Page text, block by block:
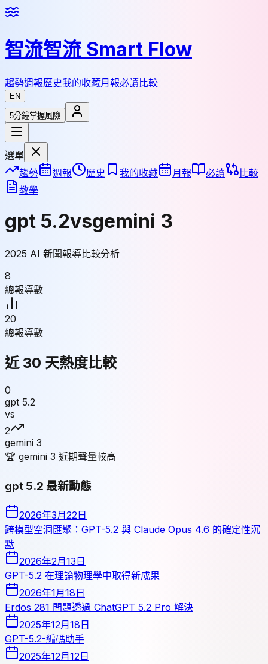
智流智流 Smart Flow
趨勢週報歷史我的收藏月報必讀比較
EN
5分鐘掌握風險
選單
趨勢
週報 歷史 我的收藏 月報 必讀
比較
教學
gpt 5.2vsgemini 3
2025 AI 新聞報導比較分析
8
總報導數
20
總報導數
近 30 天熱度比較
0
gpt 5.2
vs
2
gemini 3
🏆 gemini 3 近期聲量較高
gpt 5.2 最新動態
2026年3月22日
跨模型空洞匯聚：GPT-5.2 與 Claude Opus 4.6 的確定性沉
默
2026年2月13日
GPT-5.2 在理論物理學中取得新成果
2026年1月18日
Erdos 281 問題透過 ChatGPT 5.2 Pro 解決
2025年12月18日
GPT-5.2-編碼助手
2025年12月12日